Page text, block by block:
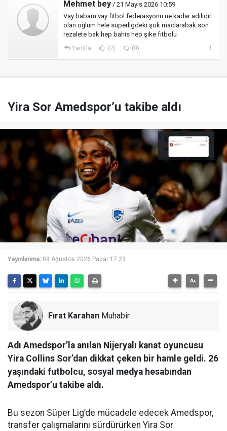
Mehmet bey / 21 Mayıs 2026 10:59
Vay babam vay fıtbol federasyonu ne kadar adilidir
olan oğlum hele süperligdeki şok maclarabak son
rezalete bak hep bahis hep şike fıtbolu
Yanıtla (2) (0)
Yira Sor Amedspor’u takibe aldı
Yayınlanma: 09 Ağustos 2026 Pazar 17:23
Fırat Karahan Muhabir
Adı Amedspor’la anılan Nijeryalı kanat oyuncusu
Yira Collins Sor’dan dikkat çeken bir hamle geldi. 26
yaşındaki futbolcu, sosyal medya hesabından
Amedspor’u takibe aldı.
Bu sezon Süper Lig’de mücadele edecek Amedspor,
transfer çalışmalarını sürdürürken Yira Sor